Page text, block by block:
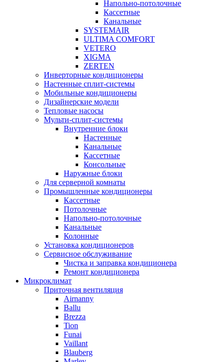
Напольно-потолочные
Кассетные
Канальные
SYSTEMAIR
ULTIMA COMFORT
VETERO
XIGMA
ZERTEN
Инверторные кондиционеры
Настенные сплит-системы
Мобильные кондиционеры
Дизайнерские модели
Тепловые насосы
Мульти-сплит-системы
Внутренние блоки
Настенные
Канальные
Кассетные
Консольные
Наружные блоки
Для серверной комнаты
Промышленные кондиционеры
Кассетные
Потолочные
Напольно-потолочные
Канальные
Колонные
Установка кондиционеров
Сервисное обслуживание
Чистка и заправка кондиционера
Ремонт кондиционера
Микроклимат
Приточная вентиляция
Airnanny
Ballu
Brezza
Tion
Funai
Vaillant
Blauberg